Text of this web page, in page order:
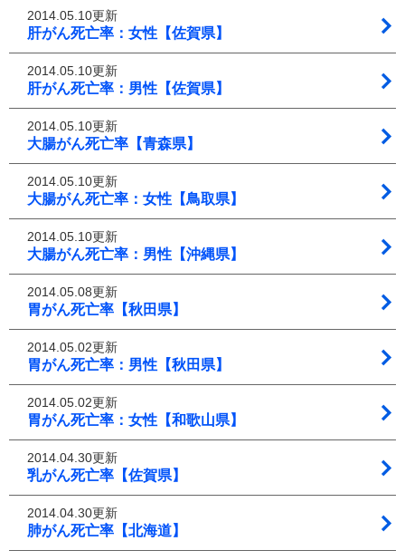
2014.05.10更新
肝がん死亡率：女性【佐賀県】
2014.05.10更新
肝がん死亡率：男性【佐賀県】
2014.05.10更新
大腸がん死亡率【青森県】
2014.05.10更新
大腸がん死亡率：女性【鳥取県】
2014.05.10更新
大腸がん死亡率：男性【沖縄県】
2014.05.08更新
胃がん死亡率【秋田県】
2014.05.02更新
胃がん死亡率：男性【秋田県】
2014.05.02更新
胃がん死亡率：女性【和歌山県】
2014.04.30更新
乳がん死亡率【佐賀県】
2014.04.30更新
肺がん死亡率【北海道】